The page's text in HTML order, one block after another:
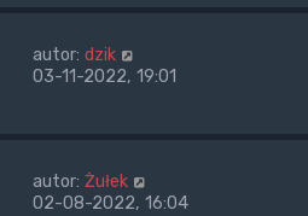
autor: dzik
03-11-2022, 19:01
autor: Żułek
02-08-2022, 16:04